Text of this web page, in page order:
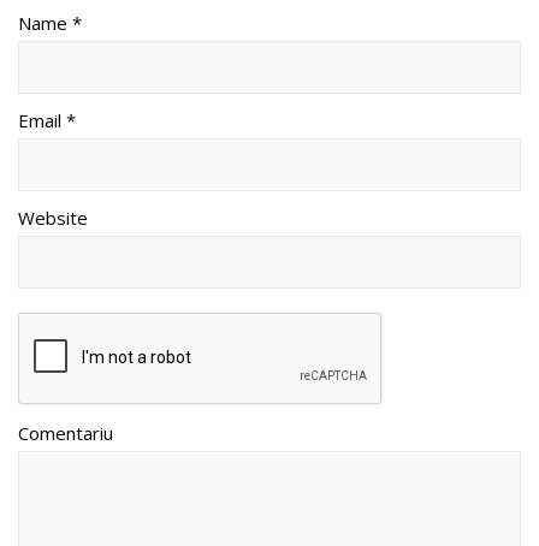
Name *
Email *
Website
Comentariu